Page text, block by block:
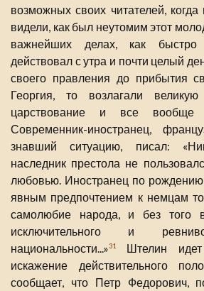
возможных своих читателей, когда
видели, как был неутомим этот
важнейших делах, как
действовал с утра и почти целый
своего правления до прибытия
Георгия, то возлагали
царствование и все вообще
Современник-иностранец,
знавший ситуацию, писал:
наследник престола не
любовью. Иностранец по
явным предпочтением к немцам
самолюбие народа, и без того
исключительного и
национальности...»31Штелин идет
искажение действительного
сообщает, что Петр Федорович,